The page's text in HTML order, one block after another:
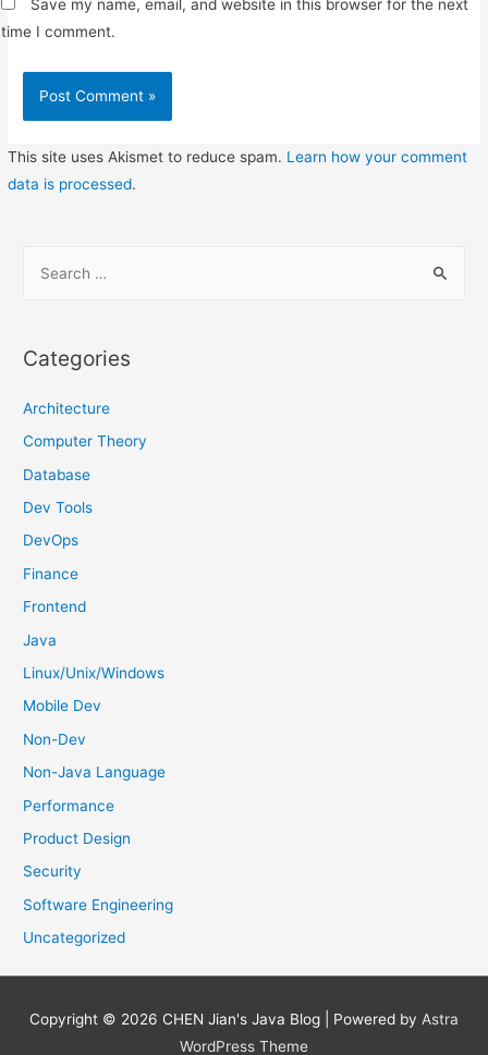
Save my name, email, and website in this browser for the next
time I comment.
This site uses Akismet to reduce spam. Learn how your comment
data is processed.
r
h
f
o
Categories
Architecture
Computer Theory
Database
Dev Tools
DevOps
Finance
Frontend
Java
Linux/Unix/Windows
Mobile Dev
Non-Dev
Non-Java Language
Performance
Product Design
Security
Software Engineering
Uncategorized
Copyright © 2026 CHEN Jian's Java Blog | Powered by Astra
WordPress Theme